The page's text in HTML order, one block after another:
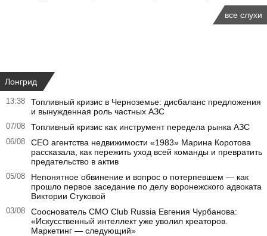
все слухи
Лонгрид
13:38
Топливный кризис в Черноземье: дисбаланс предложения
и вынужденная роль частных АЗС
07/08 Топливный кризис как инструмент передела рынка АЗС
06/08
CEO агентства недвижимости «1983» Марина Коротова
рассказала, как пережить уход всей команды и превратить
предательство в актив
05/08
Непонятное обвинение и вопрос о потерпевшем — как
прошло первое заседание по делу воронежского адвоката
Виктории Стуковой
03/08
Сооснователь CMO Club Russia Евгения Чурбанова:
«Искусственный интеллект уже уволил креаторов.
Маркетинг — следующий»